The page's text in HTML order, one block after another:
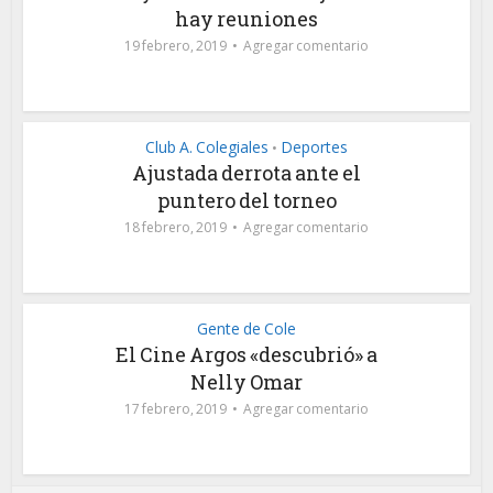
hay reuniones
19 febrero, 2019 Agregar comentario
Club A. Colegiales • Deportes
Ajustada derrota ante el
puntero del torneo
18 febrero, 2019 Agregar comentario
Gente de Cole
El Cine Argos «descubrió» a
Nelly Omar
17 febrero, 2019 Agregar comentario